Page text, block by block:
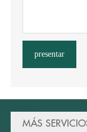
presentar
MÁS